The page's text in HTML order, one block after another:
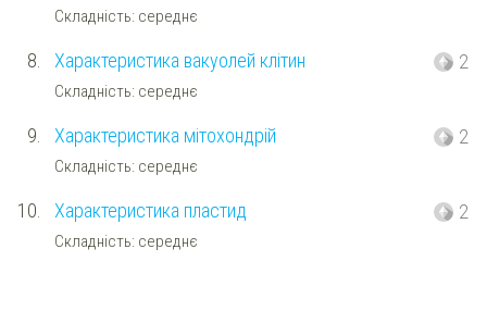
Складність: середнє
8. Характеристика вакуолей клітин
Складність: середнє
2
9. Характеристика мітохондрій
Складність: середнє
2
10. Характеристика пластид
Складність: середнє
2